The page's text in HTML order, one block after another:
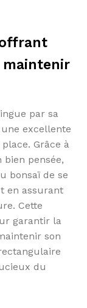
par sa
excellente
Grâce à
pensée,
bonsaï de se
en assurant
Cette
garantir la
son
du